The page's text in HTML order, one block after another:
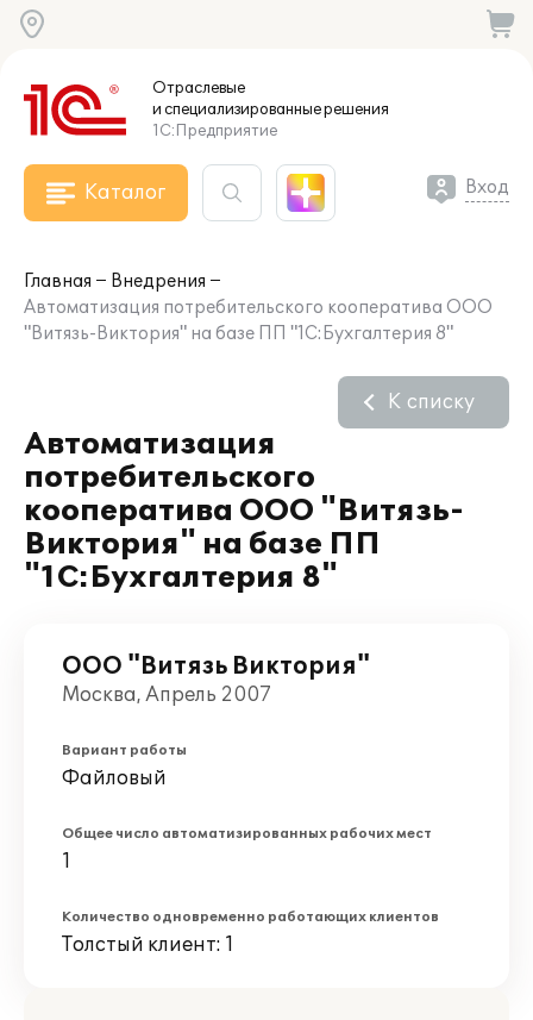
Отраслевые
и специализированныерешения
1С:Предприятие
Каталог Вход
Главная
Внедрения
Автоматизация потребительского кооператива ООО
"Витязь-Виктория" на базе ПП "1С:Бухгалтерия 8"
Автоматизация
потребительского
кооператива ООО "Витязь-
Виктория" на базе ПП
"1С:Бухгалтерия 8"
К списку
ООО "Витязь Виктория"
Москва, Апрель 2007
Вариант работы
Файловый
Общее число автоматизированных рабочих мест
1
Количество одновременно работающих клиентов
Толстый клиент: 1